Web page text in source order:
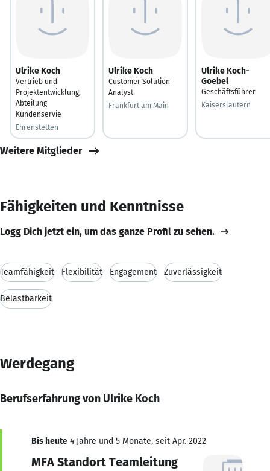
Ulrike Koch
Vertrieb und
Projektentwicklung,
Abteilung
Kundenservie
Ehrenstetten
Ulrike Koch
Customer Solution
Analyst
Frankfurt am Main
Ulrike Koch-
Goebel
Geschäftsführer
Kaiserslautern
Weitere Mitglieder
Fähigkeiten und Kenntnisse
Logg Dich jetzt ein, um das ganze Profil zu sehen.
Teamfähigkeit Flexibilität Engagement Zuverlässigkeit
Belastbarkeit
Werdegang
Berufserfahrung von Ulrike Koch
Bis heute 4 Jahre und 5 Monate, seit Apr. 2022
MFA Standort Teamleitung